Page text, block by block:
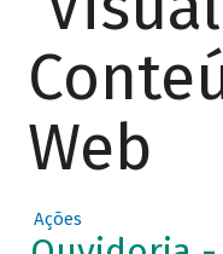
Web
Ações